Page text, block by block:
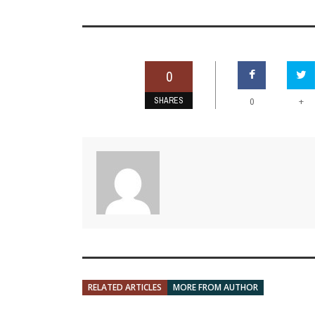
0
SHARES 0 +
RELATED ARTICLES MORE FROM AUTHOR